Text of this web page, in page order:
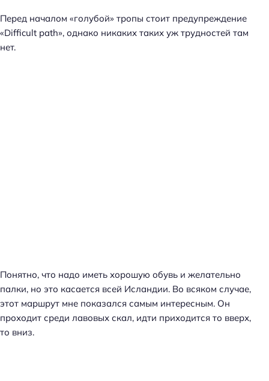
Перед началом «голубой» тропы стоит предупреждение
«Difficult path», однако никаких таких уж трудностей там
нет.
Понятно, что надо иметь хорошую обувь и желательно
палки, но это касается всей Исландии. Во всяком случае,
этот маршрут мне показался самым интересным. Он
проходит среди лавовых скал, идти приходится то вверх,
то вниз.